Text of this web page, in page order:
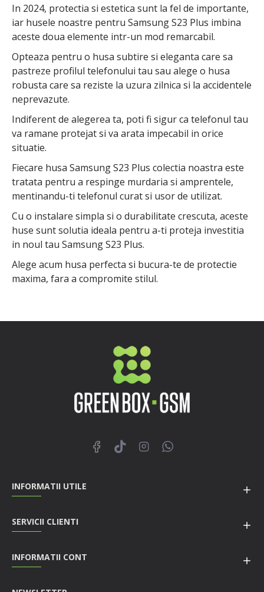
In 2024, protectia si estetica sunt la fel de importante,
iar husele noastre pentru Samsung S23 Plus imbina
aceste doua elemente intr-un mod remarcabil.
Opteaza pentru o husa subtire si eleganta care sa
pastreze profilul telefonului tau sau alege o husa
robusta care sa reziste la uzura zilnica si la accidentele
neprevazute.
Indiferent de alegerea ta, poti fi sigur ca telefonul tau
va ramane protejat si va arata impecabil in orice
situatie.
Fiecare husa Samsung S23 Plus colectia noastra este
tratata pentru a respinge murdaria si amprentele,
mentinandu-ti telefonul curat si usor de utilizat.
Cu o instalare simpla si o durabilitate crescuta, aceste
huse sunt solutia ideala pentru a-ti proteja investitia
in noul tau Samsung S23 Plus.
Alege acum husa perfecta si bucura-te de protectie
maxima, fara a compromite stilul.
INFORMATII UTILE
SERVICII CLIENTI
INFORMATII CONT